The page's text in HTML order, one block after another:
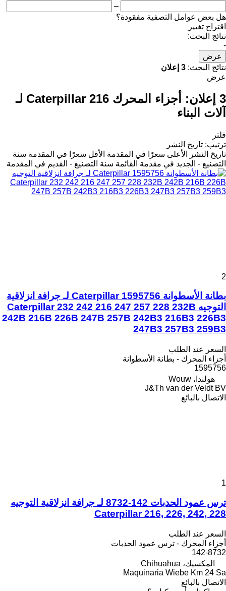
–
هل بعض عوامل التصفية مفقودة؟
اقتراح تغيير
نتائج البحث:
-
عرض
نتائج البحث: 3 إعلان
عرض
3 إعلان:
أجزاء المحرك Caterpillar 216 لـ
آلات البناء
فلتر
ترتيب: تاريخ النشر
تاريخ النشر
الأعلى سعرًا في المقدمة الأقل سعرًا في المقدمة سنة
التصنيع - الجديد في مقدمة القائمة سنة التصنيع - القديم في المقدمة
2
بطانة الأسطوانة Caterpillar 1595756 لـ جرافة انزلاقية
التوجيه Caterpillar 232 242 216 247 257 228 232B
242B 216B 226B 247B 257B 242B3 216B3 226B3
247B3 257B3 259B3
السعر عند الطلب
أجزاء المحرك - بطانة الأسطوانة
1595756
هولندا، Wouw
J&Th van der Veldt BV
الاتصال بالبائع
1
ترس عمود الحدبات 142-8732 لـ جرافة انزلاقية التوجيه
Caterpillar 216, 226, 242, 228
السعر عند الطلب
أجزاء المحرك - ترس عمود الحدبات
142-8732
المكسيك، Chihuahua
Maquinaria Wiebe Km 24 Sa
الاتصال بالبائع